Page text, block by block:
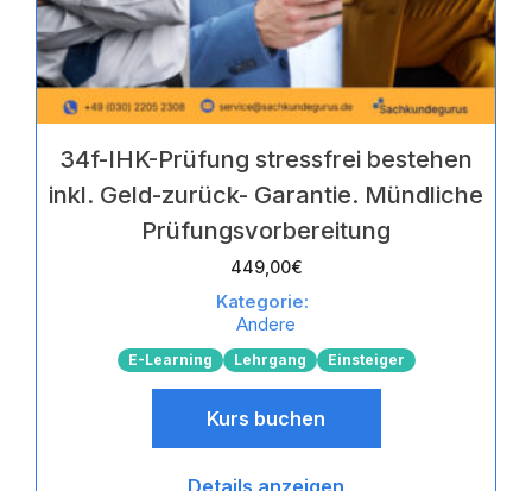
34f-IHK-Prüfung stressfrei bestehen
inkl. Geld-zurück- Garantie. Mündliche
Prüfungsvorbereitung
449,00€
Kategorie:
Andere
E-Learning Lehrgang Einsteiger
Kurs buchen
Details anzeigen